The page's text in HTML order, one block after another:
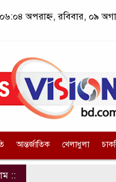
০৬:০৪ অপরাহ্ন, রবিবার, ০৯
আন্তর্জাতিক খেলাধুলা
::